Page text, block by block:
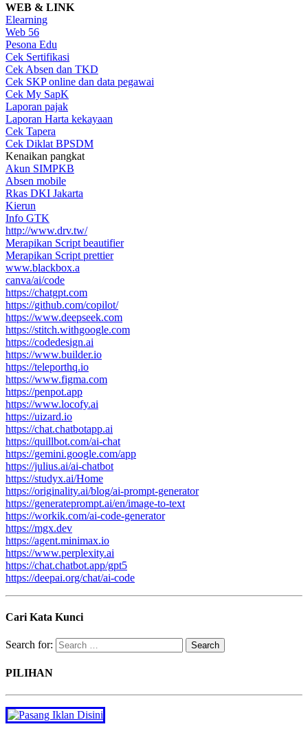
WEB & LINK
Elearning
Web 56
Pesona Edu
Cek Sertifikasi
Cek Absen dan TKD
Cek SKP online dan data pegawai
Cek My SapK
Laporan pajak
Laporan Harta kekayaan
Cek Tapera
Cek Diklat BPSDM
Kenaikan pangkat
Akun SIMPKB
Absen mobile
Rkas DKI Jakarta
Kierun
Info GTK
http://www.drv.tw/
Merapikan Script beautifier
Merapikan Script prettier
www.blackbox.a
canva/ai/code
https://chatgpt.com
https://github.com/copilot/
https://www.deepseek.com
https://stitch.withgoogle.com
https://codedesign.ai
https://www.builder.io
https://teleporthq.io
https://www.figma.com
https://penpot.app
https://www.locofy.ai
https://uizard.io
https://chat.chatbotapp.ai
https://quillbot.com/ai-chat
https://gemini.google.com/app
https://julius.ai/ai-chatbot
https://studyx.ai/Home
https://originality.ai/blog/ai-prompt-generator
https://generateprompt.ai/en/image-to-text
https://workik.com/ai-code-generator
https://mgx.dev
https://agent.minimax.io
https://www.perplexity.ai
https://chat.chatbot.app/gpt5
https://deepai.org/chat/ai-code
Cari Kata Kunci
Search for:
PILIHAN